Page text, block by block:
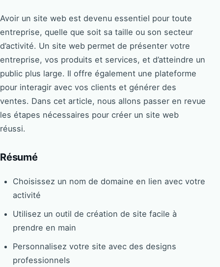
Avoir un site web est devenu essentiel pour toute
entreprise, quelle que soit sa taille ou son secteur
d’activité. Un site web permet de présenter votre
entreprise, vos produits et services, et d’atteindre un
public plus large. Il offre également une plateforme
pour interagir avec vos clients et générer des
ventes. Dans cet article, nous allons passer en revue
les étapes nécessaires pour créer un site web
réussi.
Résumé
Choisissez un nom de domaine en lien avec votre
activité
Utilisez un outil de création de site facile à
prendre en main
Personnalisez votre site avec des designs
professionnels